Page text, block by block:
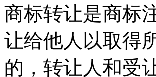
商标转让是商标
让给他人以取得
的，转让人和受